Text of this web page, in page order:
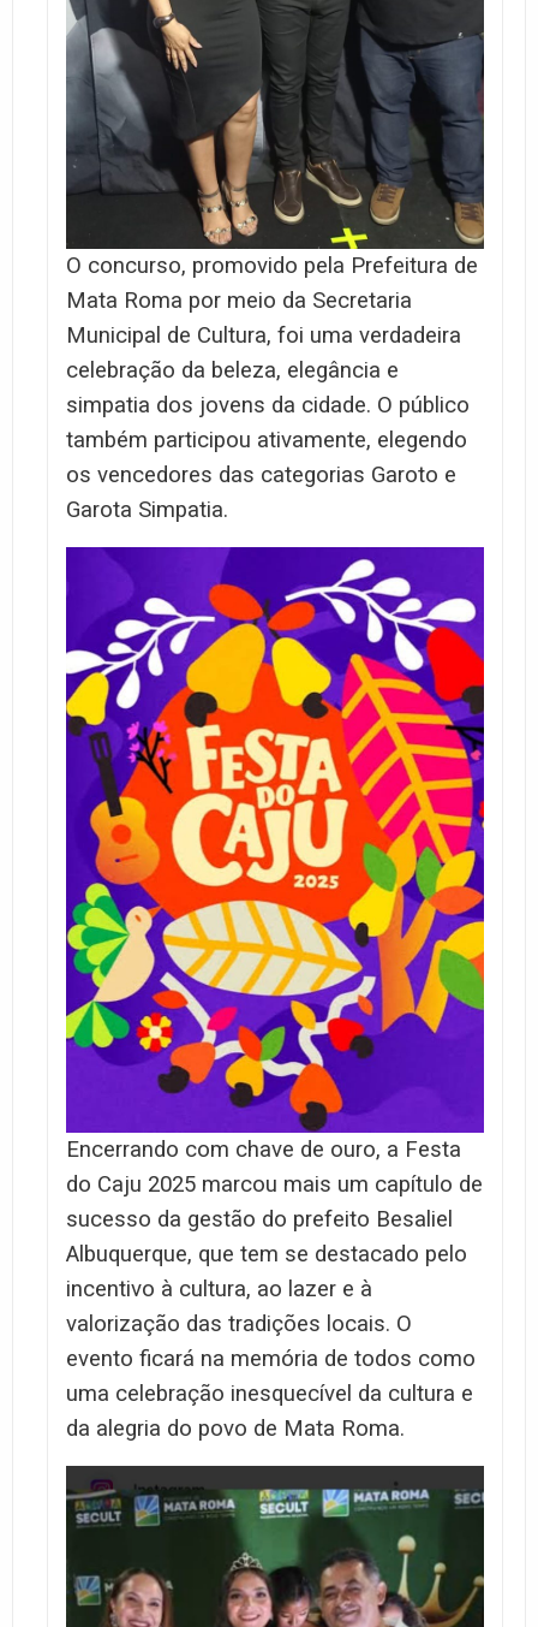
O concurso, promovido pela Prefeitura de
Mata Roma por meio da Secretaria
Municipal de Cultura, foi uma verdadeira
celebração da beleza, elegância e
simpatia dos jovens da cidade. O público
também participou ativamente, elegendo
os vencedores das categorias Garoto e
Garota Simpatia.
Encerrando com chave de ouro, a Festa
do Caju 2025 marcou mais um capítulo de
sucesso da gestão do prefeito Besaliel
Albuquerque, que tem se destacado pelo
incentivo à cultura, ao lazer e à
valorização das tradições locais. O
evento ficará na memória de todos como
uma celebração inesquecível da cultura e
da alegria do povo de Mata Roma.